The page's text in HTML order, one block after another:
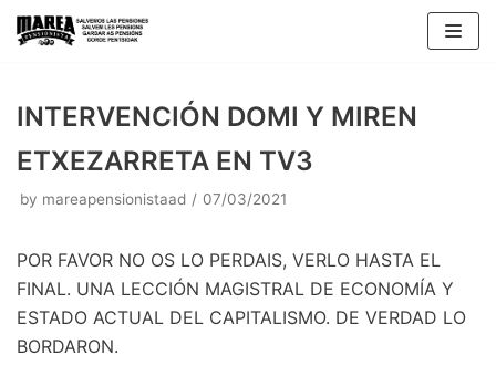
Skip
INTERVENCIÓN DOMI Y MIREN
ETXEZARRETA EN TV3
by mareapensionistaad 07/03/2021
POR FAVOR NO OS LO PERDAIS, VERLO HASTA EL
FINAL. UNA LECCIÓN MAGISTRAL DE ECONOMÍA Y
ESTADO ACTUAL DEL CAPITALISMO. DE VERDAD LO
BORDARON.